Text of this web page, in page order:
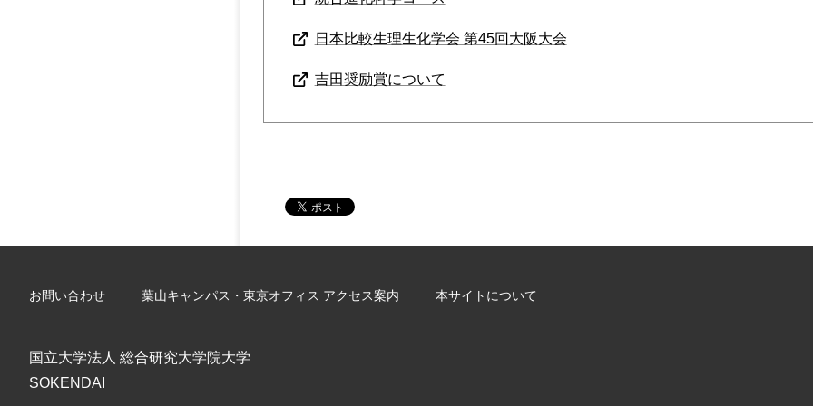
日本比較生理生化学会 第45回大阪大会
吉田奨励賞について
お問い合わせ 葉山キャンパス・東京オフィス アクセス案内 本サイトについて
国立大学法人 総合研究大学院大学
SOKENDAI